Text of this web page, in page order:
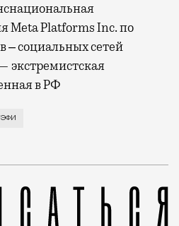
Meta Platforms Inc. по
‒ социальных сетей
экстремистская
в РФ